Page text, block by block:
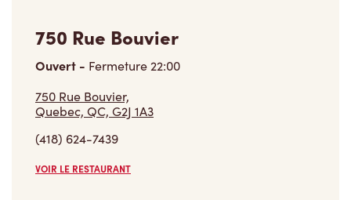
750 Rue Bouvier
Ouvert - Fermeture22:00
750 Rue Bouvier,
Quebec, QC, G2J 1A3
(418) 624-7439
VOIR LE RESTAURANT